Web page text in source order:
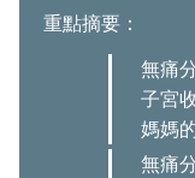
重點摘要：
無痛
子宮
媽媽
無痛